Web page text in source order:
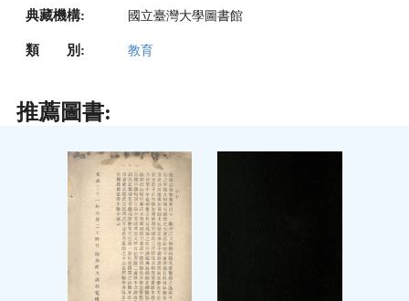
典藏機構: 國立臺灣大學圖書館
類 別: 教育
推薦圖書: